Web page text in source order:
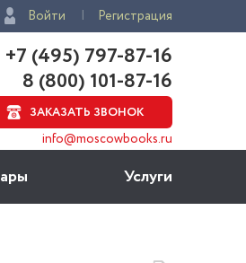
Войти Регистрация
+7 (495) 797-87-16
8 (800) 101-87-16
ЗАКАЗАТЬ ЗВОНОК
info@moscowbooks.ru
Услуги